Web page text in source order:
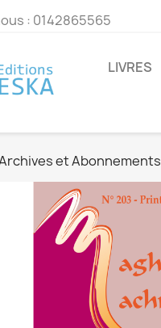
: 0142865565
LIVRES
et Abonnements